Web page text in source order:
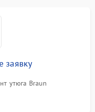
заявку
утюга Braun